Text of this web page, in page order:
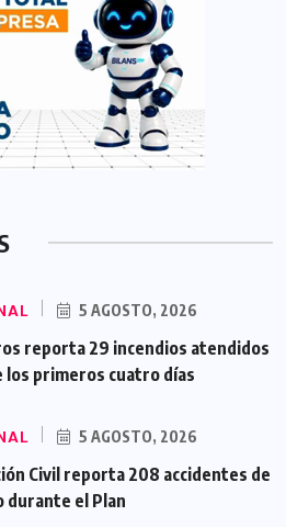
5 AGOSTO, 2026
reporta 29 incendios atendidos
los primeros cuatro días
5 AGOSTO, 2026
Civil reporta 208 accidentes de
el Plan